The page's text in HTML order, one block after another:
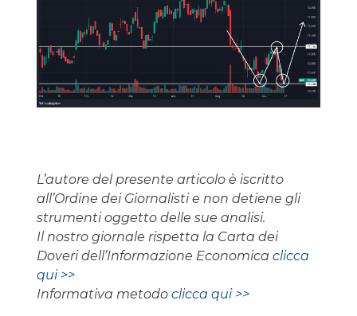
L’autore del presente articolo è iscritto
all’Ordine dei Giornalisti e non detiene gli
strumenti oggetto delle sue analisi.
Il nostro giornale rispetta la Carta dei
Doveri dell’Informazione Economica clicca
qui >>
Informativa metodo clicca qui >>